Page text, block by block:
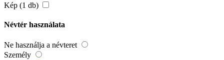
Kép (1 db)
Névtér használata
Ne használja a névteret
Személy